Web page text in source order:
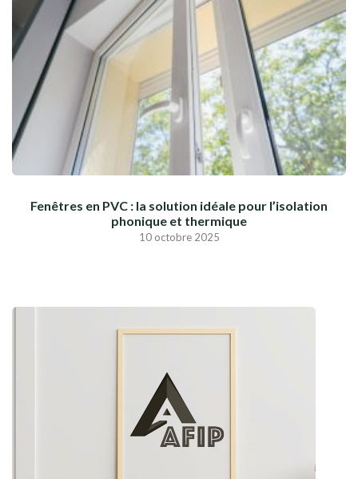
Fenêtres en PVC : la solution idéale pour l’isolation
phonique et thermique
10 octobre 2025